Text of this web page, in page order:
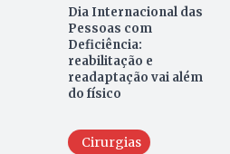
Dia Internacional das
Pessoas com
Deficiência:
reabilitação e
readaptação vai além
do físico
Cirurgias